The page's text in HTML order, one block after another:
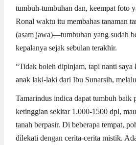
tumbuh-tumbuhan dan, keempat foto
Ronal waktu itu membahas tanaman
(asam jawa)—tumbuhan yang sudah
kepalanya sejak sebulan terakhir.
“Tidak boleh dipinjam, tapi nanti saya
anak laki-laki dari Ibu Sunarsih,
Tamarindus indica dapat tumbuh baik
ketinggian sekitar 1.000-1500 dpl,
tanah berpasir. Di beberapa tempat,
dilekati dengan cerita-cerita mistik.